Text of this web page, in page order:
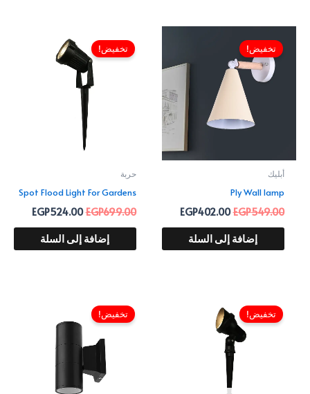
تخفيض!
أبليك
Ply Wall lamp
EGP549.00
هو:
EGP549.00.
EGP402.00
EGP402.00.
إضافة إلى السلة
تخفيض!
حربة
Spot Flood Light For Gardens
EGP699.00
الأصلي
هو:
EGP699.00.
EGP524.00
إضافة إلى السلة
تخفيض!
الأصلي
هو:
EGP1,299.00.
تخفيض!
هو:
EGP899.00.